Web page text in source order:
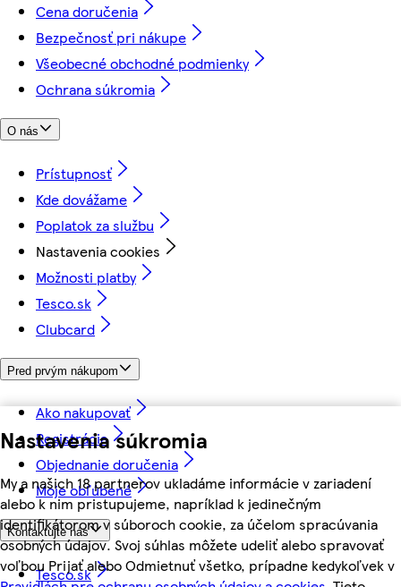
Nastavenia súkromia
My a našich 18 partnerov ukladáme informácie v zariadení
alebo k nim pristupujeme, napríklad k jedinečným
identifikátorom v súboroch cookie, za účelom spracúvania
osobných údajov. Svoj súhlas môžete udeliť alebo spravovať
voľbou Prijať alebo Odmietnuť všetko, prípadne kedykoľvek v
Cena doručenia
Bezpečnosť pri nákupe
Všeobecné obchodné podmienky
Ochrana súkromia
O nás
Prístupnosť
Kde dovážame
Poplatok za službu
Nastavenia cookies
Možnosti platby
Tesco.sk
Clubcard
Pred prvým nákupom
Ako nakupovať
Registrácia
Objednanie doručenia
Moje obľúbené
Kontaktujte nás
Tesco.sk